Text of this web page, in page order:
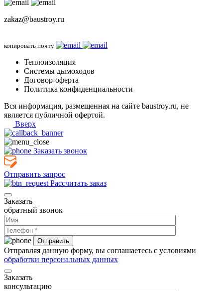
zakaz@baustroy.ru
копировать почту
Теплоизоляция
Системы дымоходов
Договор-оферта
Политика конфиденциальности
Вся информация, размещенная на сайте baustroy.ru, не
является публичной офертой.
Вверх
Заказать звонок
Отправить запрос
Рассчитать заказ
Заказать
обратный звонок
Отправляя данную форму, вы соглашаетесь с условиями
обработки персональных данных
Заказать
консультацию